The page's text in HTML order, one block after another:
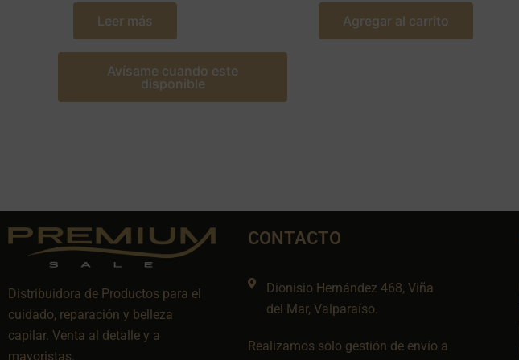
Leer más
Avísame cuando este
disponible
Agregar al carrito
Distribuidora de Productos para el
cuidado, reparación y belleza
capilar. Venta al detalle y a
mayoristas.
CONTACTO
Dionisio Hernández 468, Viña
del Mar, Valparaíso.
Realizamos solo gestión de envío a